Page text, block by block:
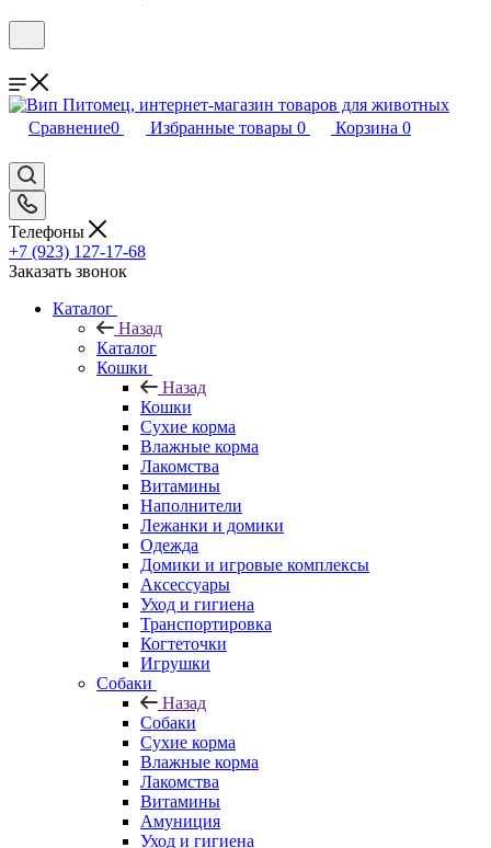
Сравнение0 Избранные товары 0 Корзина 0
Телефоны
+7 (923) 127-17-68
Заказать звонок
Каталог
Назад
Каталог
Кошки
Назад
Кошки
Сухие корма
Влажные корма
Лакомства
Витамины
Наполнители
Лежанки и домики
Одежда
Домики и игровые комплексы
Аксессуары
Уход и гигиена
Транспортировка
Когтеточки
Игрушки
Собаки
Назад
Собаки
Сухие корма
Влажные корма
Лакомства
Витамины
Амуниция
Уход и гигиена